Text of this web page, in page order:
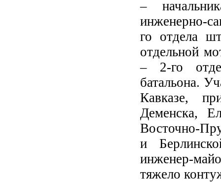
–
инженерно-
го отдела
отдельной
– 2-го
батальона.
Кавказе,
Деменска,
Восточно-
и
инженер-
тяжело